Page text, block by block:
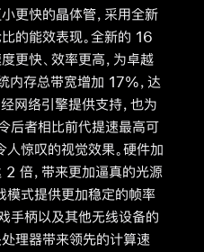
更快的晶体管，采用全新
的能效表现。全新的 16
更快、效率更高，为卓越
内存总带宽增加 17%，达
网络引擎提供支持，也为
后者相比前代提速最高可
惊叹的视觉效果。硬件加
倍，带来更加逼真的光源
模式提供更加稳定的帧率
手柄以及其他无线设备的
理器带来领先的计算速